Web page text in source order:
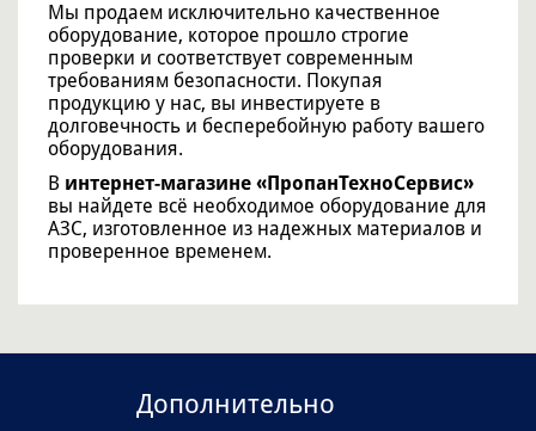
Мы продаем исключительно качественное
оборудование, которое прошло строгие
проверки и соответствует современным
требованиям безопасности. Покупая
продукцию у нас, вы инвестируете в
долговечность и бесперебойную работу вашего
оборудования.
В интернет-магазине «ПропанТехноСервис»
вы найдете всё необходимое оборудование для
АЗС, изготовленное из надежных материалов и
проверенное временем.
Дополнительно